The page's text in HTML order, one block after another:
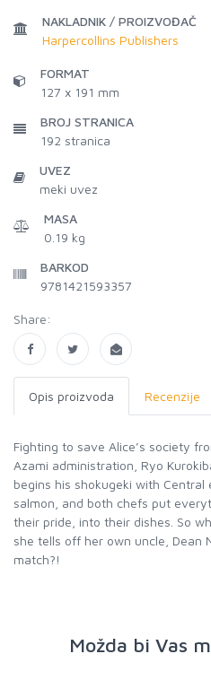
NAKLADNIK / PROIZVOĐAČ
Harpercollins Publishers
FORMAT
127 x 191 mm
BROJ STRANICA
192 stranica
UVEZ
meki uvez
MASA
0.19 kg
BARKOD
9781421593357
Share:
Opis proizvoda Recenzije
Fighting to save Alice’s society
Azami administration, Ryo
begins his shokugeki with Central
salmon, and both chefs put
their pride, into their dishes. So
she tells off her own uncle, Dean
match?!
Možda bi Vas